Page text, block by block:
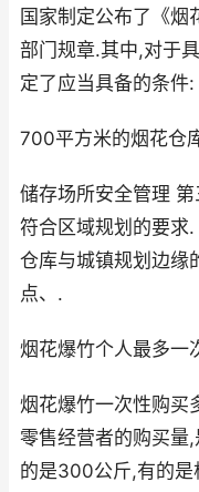
国家制定公布了《烟
部门规章.其中,对于
定了应当具备的条件
700平方米的烟花仓
储存场所安全管理
符合区域规划的要
仓库与城镇规划边缘
点、.
烟花爆竹个人最多一
烟花爆竹一次性购买
零售经营者的购买
的是300公斤,有的是